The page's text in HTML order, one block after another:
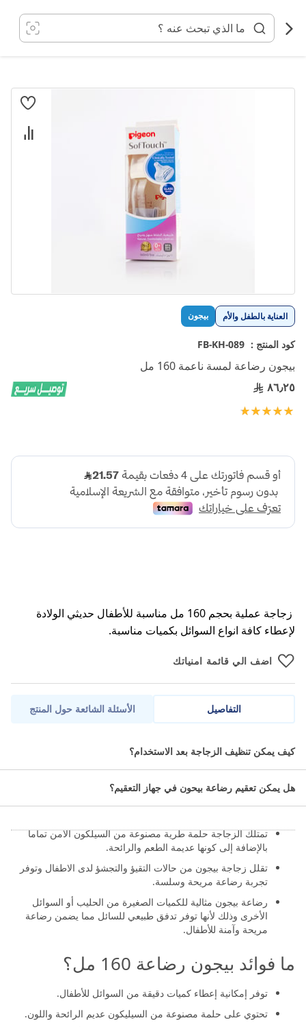
المحتوى
العناية بالطفل والأم بيجون
كود المنتج : FB-KH-089
بيجون رضاعة لمسة ناعمة 160 مل
٨٦٫٢٥
تقييم:
زجاجة عملية بحجم 160 مل مناسبة للأطفال حديثي الولادة
لإعطاء كافة انواع السوائل بكميات مناسبة.
اضف الي قائمة امنياتك
انتقل
تخطي
إلى
بداية
معرض
الصور
التفاصيل
بيجون رضاعة سيليكون 160 مل للعناية بالأطفال حديثي الولادة.
ما مميزات بيجون رضاعة لمسة ناعمة
160 مل؟
تمتلك الزجاجة حلمة طرية مصنوعة من السيلكون الآمن تماما
بالإضافة إلى كونها عديمة الطعم والرائحة.
تقلل زجاجة بيجون من حالات التقيؤ والتجشؤ لدى الاطفال وتوفر
تجربة رضاعة مريحة وسلسة.
رضاعة بيجون مثالية للكميات الصغيرة من الحليب أو السوائل
الأخرى وذلك لأنها توفر تدفق طبيعي للسائل مما يضمن رضاعة
مريحة وآمنة للأطفال.
ما فوائد بيجون رضاعة 160 مل؟
توفر إمكانية إعطاء كميات دقيقة من السوائل للأطفال.
تحتوي على حلمة مصنوعة من السيليكون عديم الرائحة واللون.
الأسئلة الشائعة حول المنتج
كيف يمكن تنظيف الزجاجة بعد الاستخدام؟
هل يمكن تعقيم رضاعة بيحون في جهاز التعقيم؟